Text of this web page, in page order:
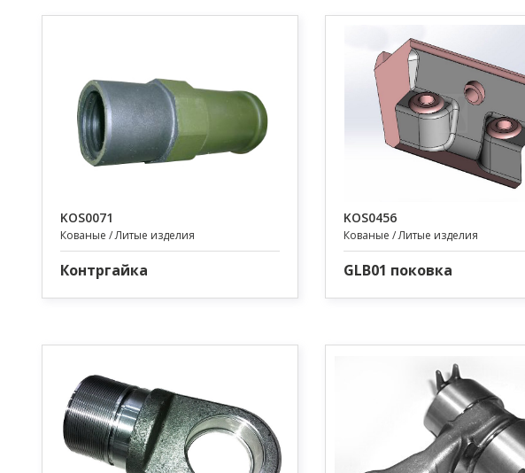
KOS0071
Кованые / Литые изделия
Контргайка
KOS0456
Кованые / Литые изделия
GLB01 поковка